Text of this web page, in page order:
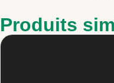
Produits